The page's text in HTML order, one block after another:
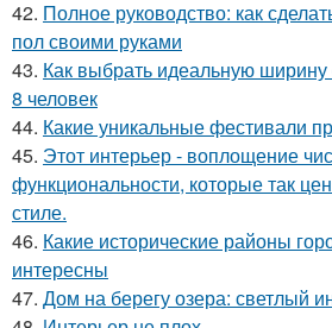
42. Полное руководство: как
пол своими руками
43. Как выбрать идеальную ширину
8 человек
44. Какие уникальные фестивали
45. Этот интерьер - воплощение
функциональности, которые так
стиле.
46. Какие исторические районы
интересны
47. Дом на берегу озера: светлый